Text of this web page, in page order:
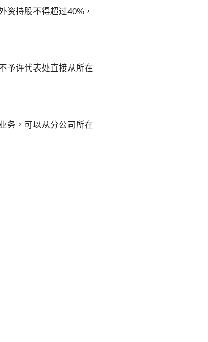
资持股不得超过40%，
予许代表处直接从所在
务，可以从分公司所在